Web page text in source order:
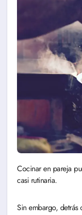
Cocinar en pareja puede parecer una actividad sencilla,
casi rutinaria.
Sin embargo,